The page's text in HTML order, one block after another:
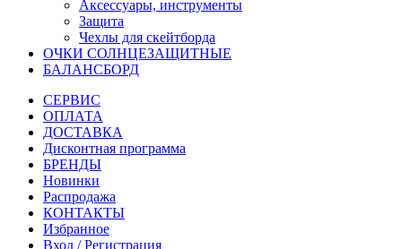
Аксессуары, инструменты
Защита
Чехлы для скейтборда
ОЧКИ СОЛНЦЕЗАЩИТНЫЕ
БАЛАНСБОРД
СЕРВИС
ОПЛАТА
ДОСТАВКА
Дисконтная программа
БРЕНДЫ
Новинки
Распродажа
КОНТАКТЫ
Избранное
Вход / Регистрация